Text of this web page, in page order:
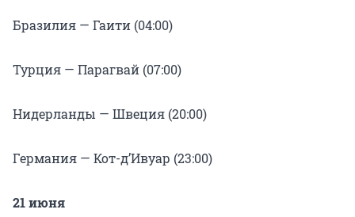
Бразилия — Гаити (04:00)
Турция — Парагвай (07:00)
Нидерланды — Швеция (20:00)
Германия — Кот-д’Ивуар (23:00)
21 июня